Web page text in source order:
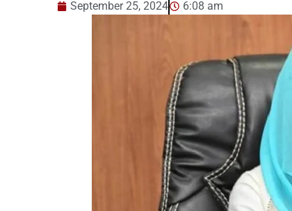
September 25, 2024 6:08 am